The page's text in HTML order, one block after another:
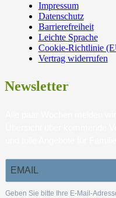
Impressum
Datenschutz
Barrierefreiheit
Leichte Sprache
Cookie-Richtlinie
Vertrag widerrufen
Newsletter
Geben Sie bitte Ihre E-Mail-